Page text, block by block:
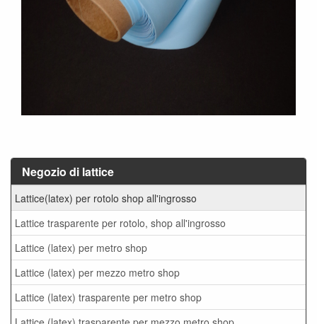
Negozio di lattice
Lattice(latex) per rotolo shop all'ingrosso
Lattice trasparente per rotolo, shop all'ingrosso
Lattice (latex) per metro shop
Lattice (latex) per mezzo metro shop
Lattice (latex) trasparente per metro shop